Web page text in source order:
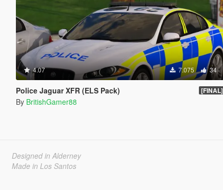
4.07 7.075 34
Police Jaguar XFR (ELS Pack) [FINAL]
By BritishGamer88
Designed in Alderney
Made in Los Santos